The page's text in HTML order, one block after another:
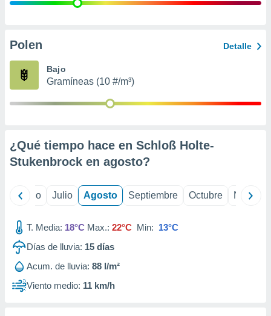
e
publicidad
Polen Detalle
Bajo
Gramíneas (10 #/m³)
¿Qué tiempo hace en Schloß Holte-
Stukenbrock en agosto?
Junio Julio Agosto Septiembre Octubre
T. Media: 18°C Max.: 22°C Min: 13°C
Días de lluvia: 15 días
Acum. de lluvia: 88 l/m²
Viento medio: 11 km/h